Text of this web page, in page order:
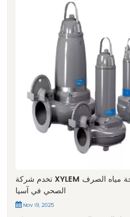
تخدم شركة XYLEM أفضل محطات معالجة مياه الصرف
الصحي في آسيا
Nov 19, 2025